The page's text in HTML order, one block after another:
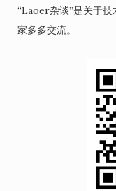
“Laoer杂谈”是关于
家多多交流。